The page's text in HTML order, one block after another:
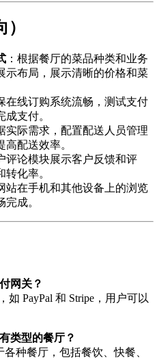
：根据餐厅的菜品种类和业务
示布局，展示清晰的价格和菜
在线订购系统流畅，测试支付
支付。
实际需求，配置配送人员管理
配送效率。
评论模块展示客户反馈和评
化率。
站在手机和其他设备上的浏览
成。
网关？
如 PayPal 和 Stripe，用户可以
类型的餐厅？
各种餐厅，包括餐饮、快餐、